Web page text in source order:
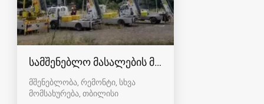
სამშენებლო მასალების მოტანა და ნარჩენების
მშენებლობა, რემონტი, სხვა
მომსახურება თბილისი